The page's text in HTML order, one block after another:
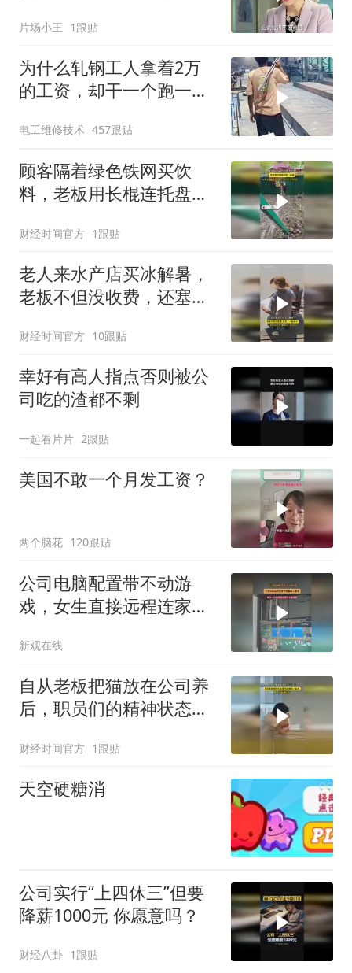
片场小王 1跟贴
为什么轧钢工人拿着2万
的工资，却干一个跑一
电工维修技术 457跟贴
顾客隔着绿色铁网买饮
料，老板用长棍连托盘一
财经时间官方 1跟贴
老人来水产店买冰解暑，
老板不但没收费，还塞了
财经时间官方 10跟贴
幸好有高人指点否则被公
司吃的渣都不剩
一起看片片 2跟贴
美国不敢一个月发工资？
两个脑花 120跟贴
公司电脑配置带不动游
戏，女生直接远程连家里
新观在线
自从老板把猫放在公司养
后，职员们的精神状态都
财经时间官方 1跟贴
天空硬糖消
公司实行“上四休三”但要
降薪1000元 你愿意吗？
财经八卦 1跟贴